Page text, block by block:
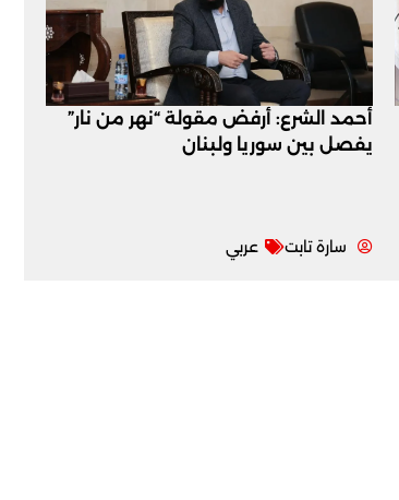
أحمد الشرع: أرفض مقولة “نهر من نار”
يفصل بين سوريا ولبنان
سارة تابت عربي